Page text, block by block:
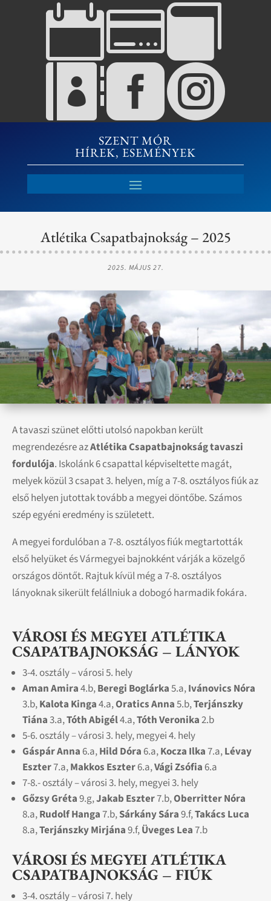


SZENT MÓR
HÍREK, ESEMÉNYEK
Atlétika Csapatbajnokság – 2025
2025. MÁJUS 27.
A tavaszi szünet előtti utolsó napokban került
megrendezésre azAtlétika Csapatbajnokság tavaszi
fordulója. Iskolánk 6 csapattal képviseltette magát,
melyek közül 3 csapat 3. helyen, míg a 7-8. osztályos fiúk az
első helyen jutottak tovább a megyei döntőbe. Számos
szép egyéni eredmény is született.
A megyei fordulóban a 7-8. osztályos fiúk megtartották
első helyüket és Vármegyei bajnokként várják a közelgő
országos döntőt. Rajtuk kívül még a 7-8. osztályos
lányoknak sikerült felállniuk a dobogó harmadik fokára.
VÁROSI ÉS MEGYEI ATLÉTIKA
CSAPATBAJNOKSÁG – LÁNYOK
3-4. osztály – városi 5. hely
Aman Amira4.b,Beregi Boglárka5.a,Ivánovics Nóra
3.b,Kalota Kinga4.a,Oratics Anna5.b,Terjánszky
Tiána3.a,Tóth Abigél4.a,Tóth Veronika2.b
5-6. osztály – városi 3. hely, megyei 4. hely
Gáspár Anna6.a,Hild Dóra6.a,Kocza Ilka7.a,Lévay
Eszter7.a,Makkos Eszter6.a,Vági Zsófia6.a
7-8.- osztály – városi 3. hely, megyei 3. hely
Gőzsy Gréta9.g,Jakab Eszter7.b,Oberritter Nóra
8.a,Rudolf Hanga7.b,Sárkány Sára9.f,Takács Luca
8.a,Terjánszky Mirjána9.f,Üveges Lea7.b
VÁROSI ÉS MEGYEI ATLÉTIKA
CSAPATBAJNOKSÁG – FIÚK
3-4. osztály – városi 7. hely